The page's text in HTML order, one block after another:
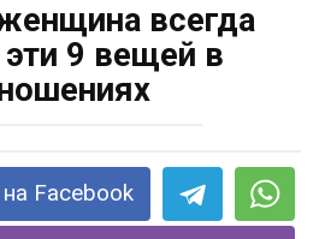
всегда
эти 9 вещей в
Facebook